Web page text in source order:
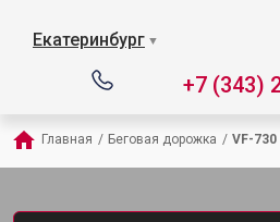
Екатеринбург ▼
+7 (343)
Главная / Беговая дорожка / VF-730